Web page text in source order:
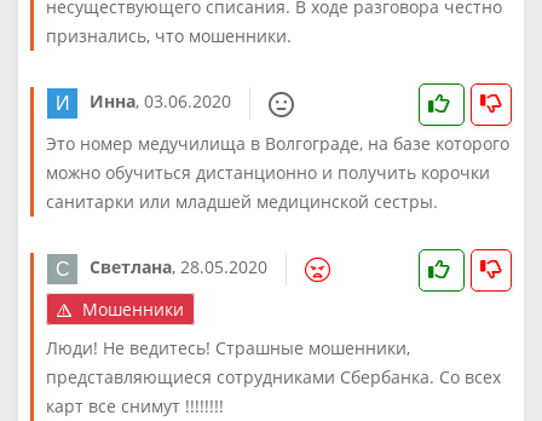
несуществующего списания. В ходе разговора честно
признались, что мошенники.
Инна, 03.06.2020
Это номер медучилища в Волгограде, на базе которого
можно обучиться дистанционно и получить корочки
санитарки или младшей медицинской сестры.
Светлана, 28.05.2020
Мошенники
Люди! Не ведитесь! Страшные мошенники,
представляющиеся сотрудниками Сбербанка. Со всех
карт все снимут !!!!!!!!